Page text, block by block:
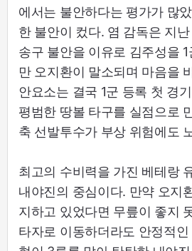
에서는 불안하다는 평가가 많
한 불안이 컸다. 염 감독은 지
송구 불안을 이유로 김주성을
만 오지환이 말소되며 마음을
안요소는 결국 1군 등록 첫 경
평범한 땅볼 타구를 실점으로
축 선발투수가 부상 위험에도
최고의 수비력을 가진 베테랑
내야진의 중심이다. 만약 오지
지하고 있었다면 무릎이 좋지
타자로 이동하더라도 안정적